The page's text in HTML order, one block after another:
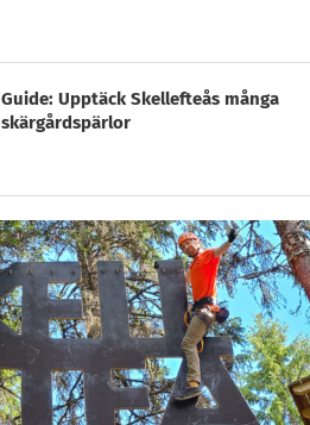
Guide: Upptäck Skellefteås många
skärgårdspärlor